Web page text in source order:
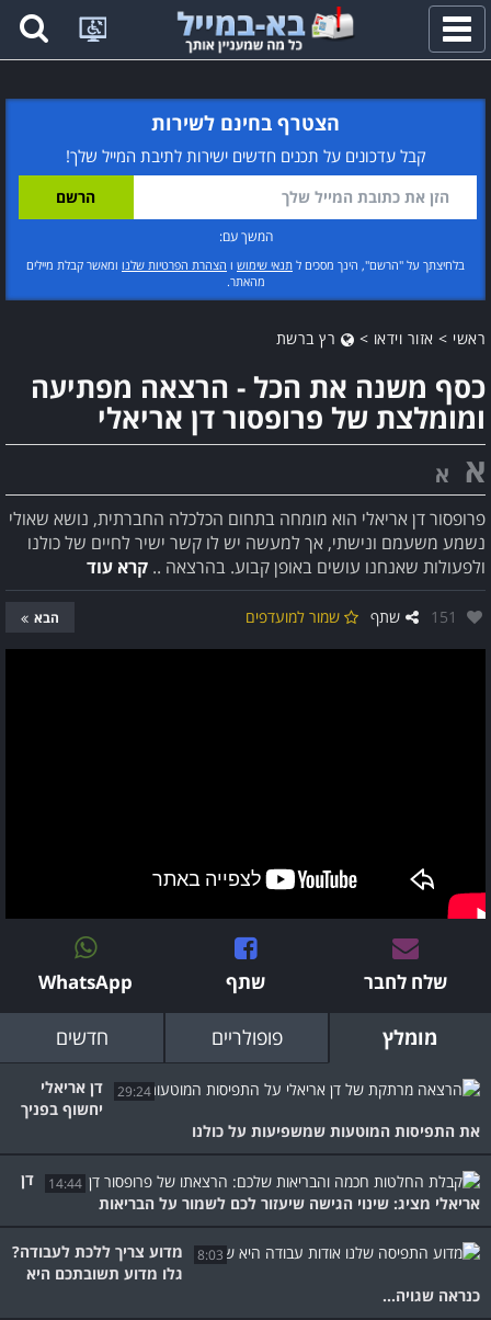
פתח
תפריט
הצטרף בחינם לשירות
קבל עדכונים על תכנים חדשים ישירות לתיבת המייל שלך!
המשך עם:
בלחיצתך על "הרשם", הינך מסכים ל תנאי שימוש ו הצהרת הפרטיות שלנו ומאשר קבלת מיילים
מהאתר.
ראשי > אזור וידאו > רץ ברשת
כסף משנה את הכל - הרצאה מפתיעה
ומומלצת של פרופסור דן אריאלי
א א
פרופסור דן אריאלי הוא מומחה בתחום הכלכלה החברתית, נושא שאולי
נשמע משעמם ונישתי, אך למעשה יש לו קשר ישיר לחיים של כולנו
ולפעולות שאנחנו עושים באופן קבוע. בהרצאה .. קרא עוד
אהבו:
151 שתף שמור למועדפים הבא
שלח לחבר שתף WhatsApp
מומלץ פופולריים חדשים
29:24
דן אריאלי
יחשוף בפניך
את התפיסות המוטעות שמשפיעות על כולנו
14:44
דן
אריאלי מציג: שינוי הגישה שיעזור לכם לשמור על הבריאות
8:03
מדוע צריך ללכת לעבודה?
גלו מדוע תשובתכם היא
כנראה שגויה...